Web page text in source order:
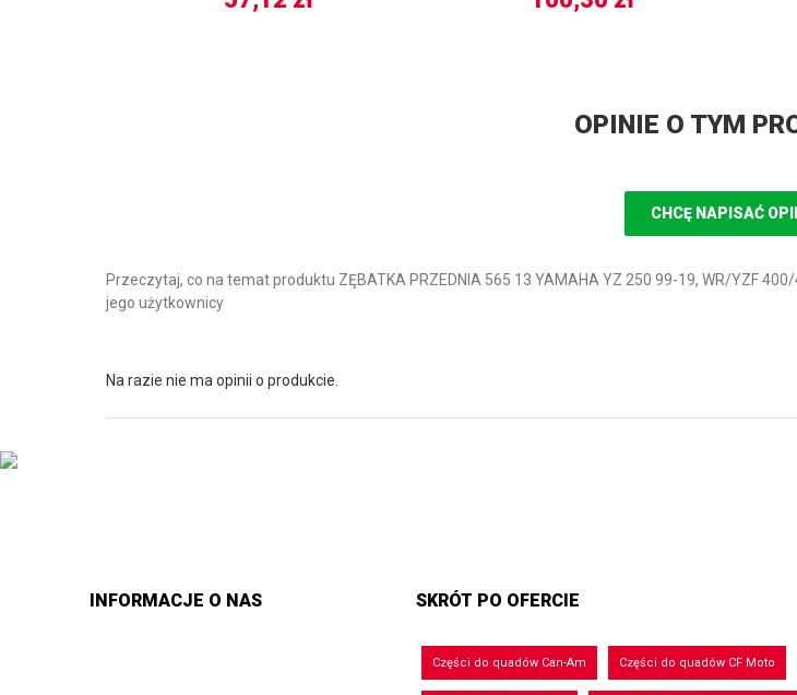
OPINIE O TYM
CHCĘ NAPISAĆ
Przeczytaj, co na temat produktu ZĘBATKA PRZEDNIA 565 13 YAMAHA YZ 250 99-19, WR/YZF
jego użytkownicy
Na razie nie ma opinii o produkcie.
INFORMACJE O NAS SKRÓT PO OFERCIE
Części do quadów Can-Am Części do quadów CF Moto